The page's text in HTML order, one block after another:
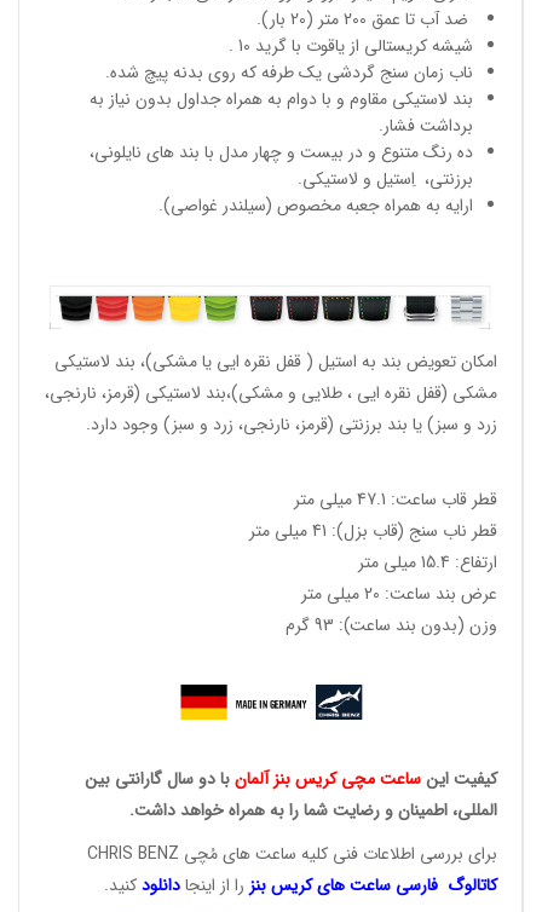
ضد آب تا عمق 200 متر (20 بار).
شیشه کریستالی از یاقوت با گرید 10 .
ناب زمان سنج گردشی یک طرفه که روی بدنه پیچ شده.
بند لاستیکی مقاوم و با دوام به همراه جداول بدون نیاز به
برداشت فشار.
ده رنگ متنوع و در بیست و چهار مدل با بند های نایلونی،
برزنتی، اِستیل و لاستیکی.
ارایه به همراه جعبه مخصوص (سیلندر غواصی).
امکان تعویض بند به استیل ( قفل نقره ایی یا مشکی)، بند لاستیکی
مشکی (قفل نقره ایی ، طلایی و مشکی)،بند لاستیکی (قرمز، نارنجی،
زرد و سبز) یا بند برزنتی (قرمز، نارنجی، زرد و سبز) وجود دارد.
قطر قاب ساعت: 47.1 میلی متر
قطر ناب سنج (قاب بزل): 41 میلی متر
ارتفاع: 15.4 میلی متر
عرض بند ساعت: 20 میلی متر
وزن (بدون بند ساعت): 93 گرم
کیفیت اینساعت مچی کریس بنز آلمانبا دو سال گارانتی بین
المللی، اطمینان و رضایت شما را به همراه خواهد داشت.
برای بررسی اطلاعات فنی کلیه ساعت های مُچی CHRIS BENZ
کاتالوگ فارسی ساعت هایکریس بنز را از اینجادانلودکنید.